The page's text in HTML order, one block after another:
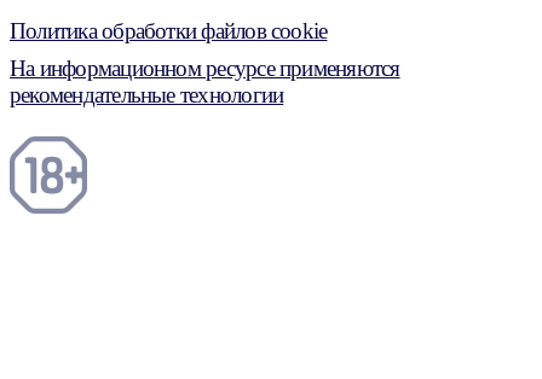
Политика обработки файлов cookie
На информационном ресурсе применяются
рекомендательные технологии